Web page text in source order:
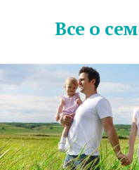
Все о